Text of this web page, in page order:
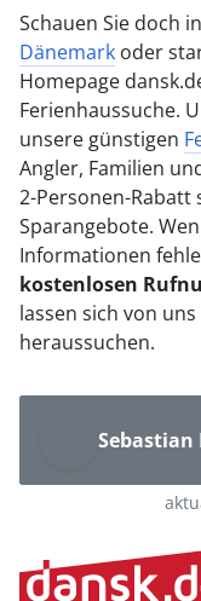
Schauen Sie doch
Dänemark oder
Homepage
Ferienhaussuche.
unsere günstigen
Angler, Familien
2-Personen-Rabatt
Sparangebote.
Informationen
kostenlosen
lassen sich von
heraussuchen.
Sebastian